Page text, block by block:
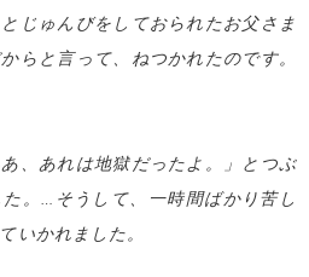
じゅんびをしておられたお父さま
らと言って、ねつかれたのです。
、あれは地獄だったよ。」とつぶ
。…そうして、一時間ばかり苦し
いかれました。